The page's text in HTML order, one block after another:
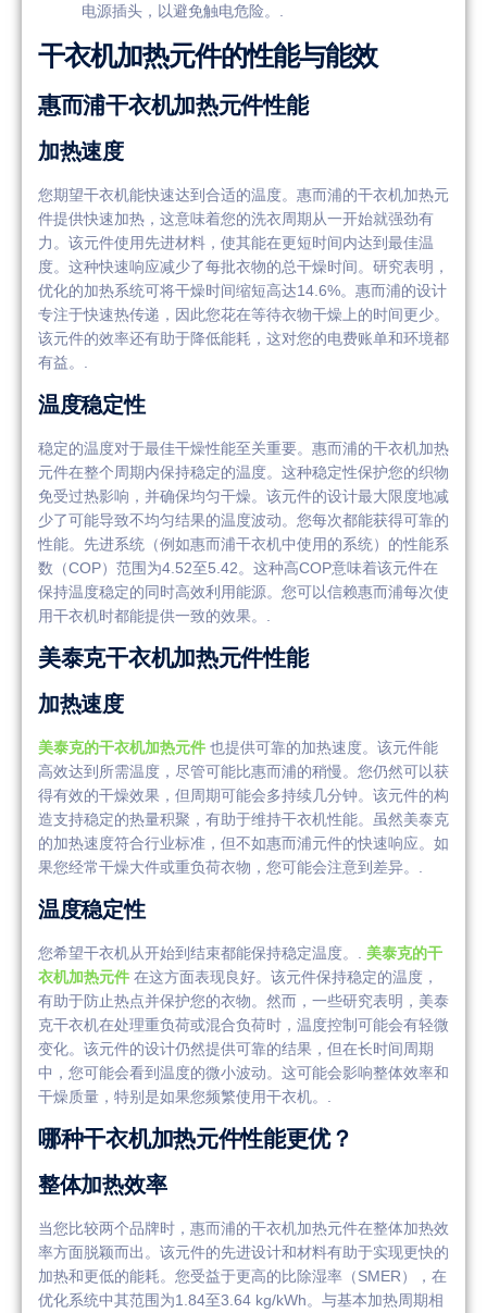
电源插头，以避免触电危险。.
干衣机加热元件的性能与能效
惠而浦干衣机加热元件性能
加热速度
您期望干衣机能快速达到合适的温度。惠而浦的干衣机加热元
件提供快速加热，这意味着您的洗衣周期从一开始就强劲有
力。该元件使用先进材料，使其能在更短时间内达到最佳温
度。这种快速响应减少了每批衣物的总干燥时间。研究表明，
优化的加热系统可将干燥时间缩短高达14.6%。惠而浦的设计
专注于快速热传递，因此您花在等待衣物干燥上的时间更少。
该元件的效率还有助于降低能耗，这对您的电费账单和环境都
有益。.
温度稳定性
稳定的温度对于最佳干燥性能至关重要。惠而浦的干衣机加热
元件在整个周期内保持稳定的温度。这种稳定性保护您的织物
免受过热影响，并确保均匀干燥。该元件的设计最大限度地减
少了可能导致不均匀结果的温度波动。您每次都能获得可靠的
性能。先进系统（例如惠而浦干衣机中使用的系统）的性能系
数（COP）范围为4.52至5.42。这种高COP意味着该元件在
保持温度稳定的同时高效利用能源。您可以信赖惠而浦每次使
用干衣机时都能提供一致的效果。.
美泰克干衣机加热元件性能
加热速度
美泰克的干衣机加热元件 也提供可靠的加热速度。该元件能
高效达到所需温度，尽管可能比惠而浦的稍慢。您仍然可以获
得有效的干燥效果，但周期可能会多持续几分钟。该元件的构
造支持稳定的热量积聚，有助于维持干衣机性能。虽然美泰克
的加热速度符合行业标准，但不如惠而浦元件的快速响应。如
果您经常干燥大件或重负荷衣物，您可能会注意到差异。.
温度稳定性
您希望干衣机从开始到结束都能保持稳定温度。. 美泰克的干
衣机加热元件 在这方面表现良好。该元件保持稳定的温度，
有助于防止热点并保护您的衣物。然而，一些研究表明，美泰
克干衣机在处理重负荷或混合负荷时，温度控制可能会有轻微
变化。该元件的设计仍然提供可靠的结果，但在长时间周期
中，您可能会看到温度的微小波动。这可能会影响整体效率和
干燥质量，特别是如果您频繁使用干衣机。.
哪种干衣机加热元件性能更优？
整体加热效率
当您比较两个品牌时，惠而浦的干衣机加热元件在整体加热效
率方面脱颖而出。该元件的先进设计和材料有助于实现更快的
加热和更低的能耗。您受益于更高的比除湿率（SMER），在
优化系统中其范围为1.84至3.64 kg/kWh。与基本加热周期相